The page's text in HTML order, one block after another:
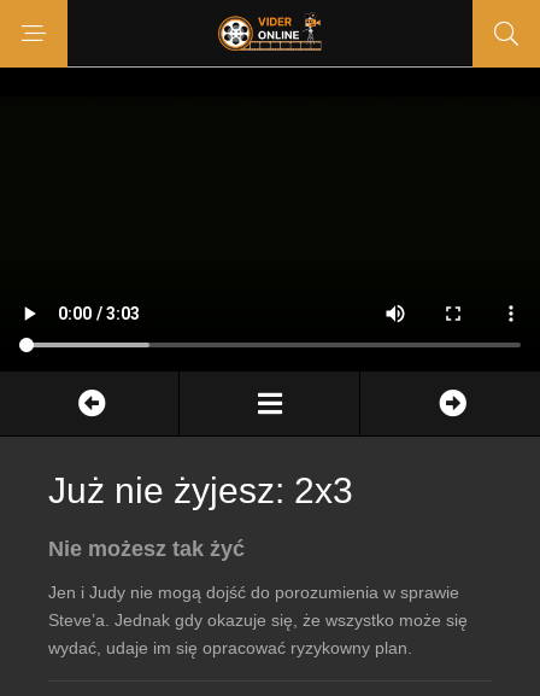
Już nie żyjesz: 2x3
Nie możesz tak żyć
Jen i Judy nie mogą dojść do porozumienia w sprawie
Steve’a. Jednak gdy okazuje się, że wszystko może się
wydać, udaje im się opracować ryzykowny plan.